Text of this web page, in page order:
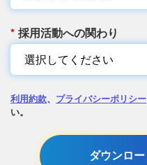
* 採用活動への関わり
利用約款、 プライバシーポリシー
い。
ダウンロー